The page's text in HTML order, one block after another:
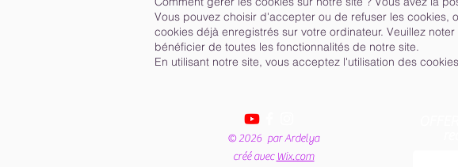
Vous pouvez choisir d'accepter ou de refuser les cookies,
cookies déjà enregistrés sur votre ordinateur. Veuillez
bénéficier de toutes les fonctionnalités de notre site.
En utilisant notre site, vous acceptez l'utilisation des
© 2026 par Ardelya
créé avec Wix.com